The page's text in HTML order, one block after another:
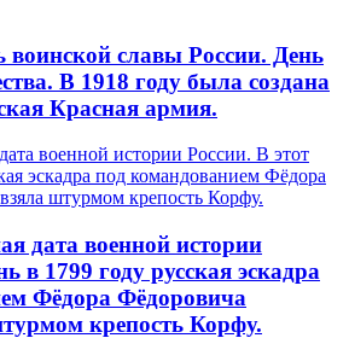
воинской славы России. День
В 1918 году была создана
Красная армия.
дата военной истории
в 1799 году русская эскадра
Фёдора Фёдоровича
крепость Корфу.